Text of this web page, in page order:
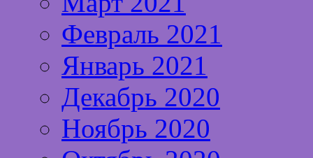
Февраль 2021
Январь 2021
Декабрь 2020
Ноябрь 2020